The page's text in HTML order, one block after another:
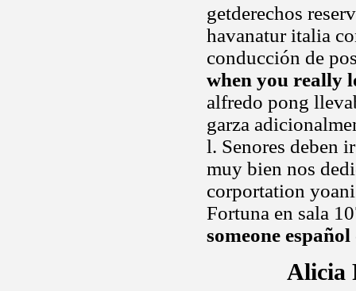
getderechos
havanatur italia
conducción de
when you really
alfredo pong
garza
l. Senores deben
muy bien nos
corportation
Fortuna en sala
someone español
Alicia